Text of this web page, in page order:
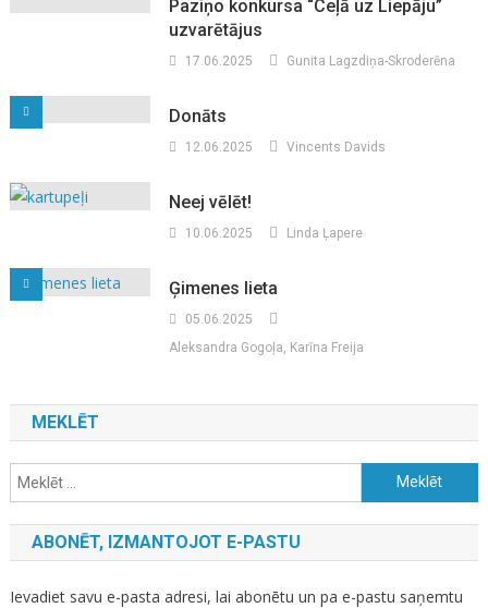
Paziņo konkursa “Ceļā uz Liepāju”
uzvarētājus
17.06.2025 Gunita Lagzdiņa-Skroderēna
Donāts
12.06.2025 Vincents Davids
Neej vēlēt!
10.06.2025 Linda Ļapere
Ģimenes lieta
05.06.2025
Aleksandra Gogoļa, Karīna Freija
MEKLĒT
Meklēt:
ABONĒT, IZMANTOJOT E-PASTU
Ievadiet savu e-pasta adresi, lai abonētu un pa e-pastu saņemtu